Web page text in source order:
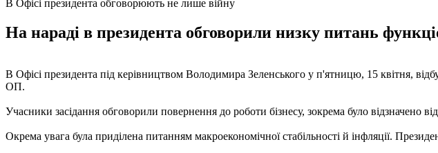
В Офісі президента обговорюють не лише війну
На нараді в президента обговорили низку питань
В Офісі президента під керівництвом Володимира Зеленського у п'ятницю, 15 квітня,
ОП.
Учасники засідання обговорили повернення до роботи бізнесу, зокрема було відзначено
Окрема увага була приділена питанням макроекономічної стабільності й інфляції.